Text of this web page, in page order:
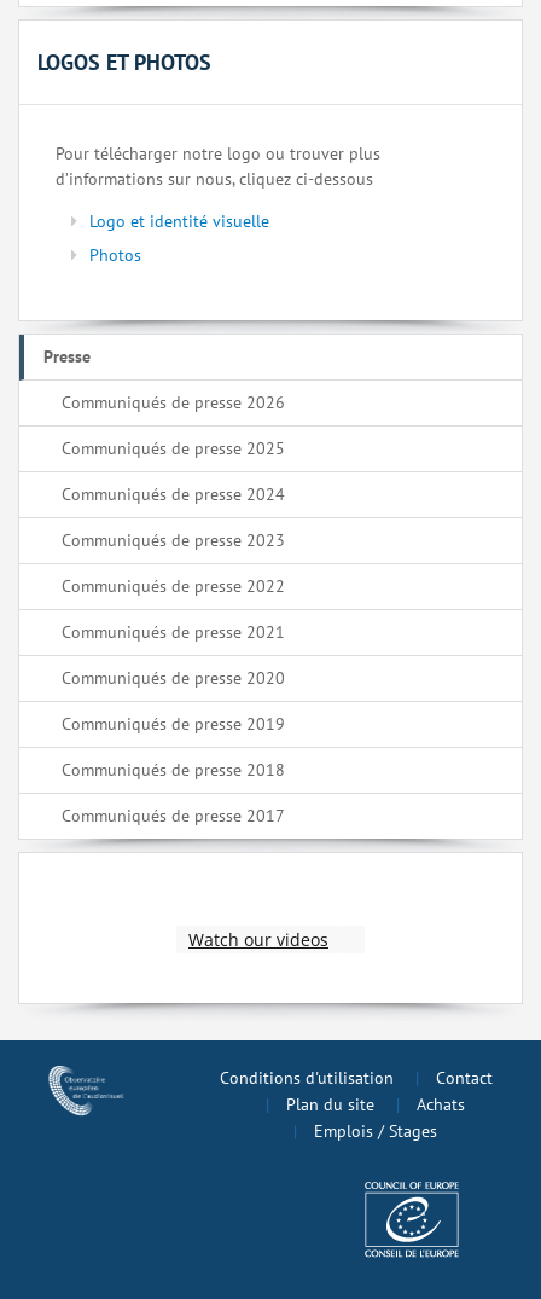
LOGOS ET PHOTOS
Pour télécharger notre logo ou trouver plus
d’informations sur nous, cliquez ci-dessous
Logo et identité visuelle
Photos
Presse
Communiqués de presse 2026
Communiqués de presse 2025
Communiqués de presse 2024
Communiqués de presse 2023
Communiqués de presse 2022
Communiqués de presse 2021
Communiqués de presse 2020
Communiqués de presse 2019
Communiqués de presse 2018
Communiqués de presse 2017
Watch our videos
Conditions d'utilisation
Contact
Plan du site
Achats
Emplois / Stages